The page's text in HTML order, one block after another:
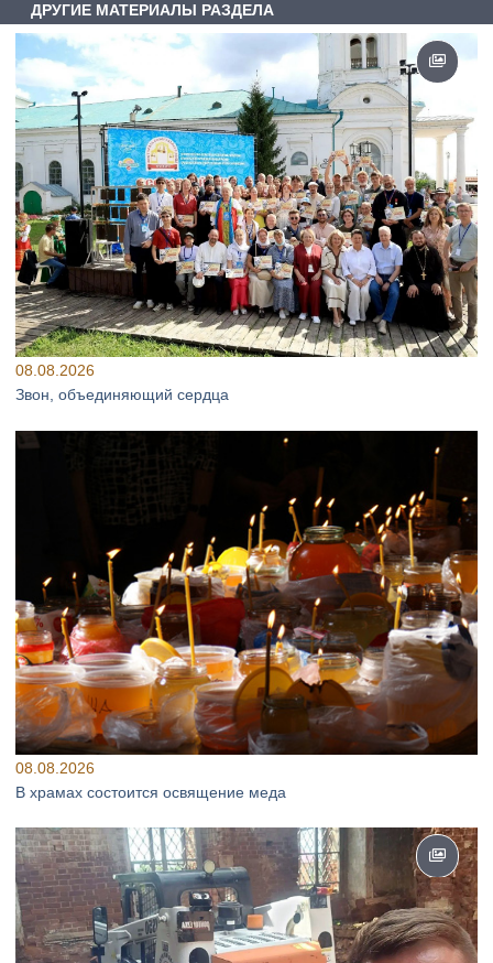
ДРУГИЕ МАТЕРИАЛЫ РАЗДЕЛА
08.08.2026
Звон, объединяющий сердца
08.08.2026
В храмах состоится освящение меда